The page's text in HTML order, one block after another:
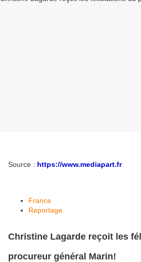
Source : https://www.mediapart.fr
France
Reportage
Christine Lagarde reçoit les
procureur général Marin!